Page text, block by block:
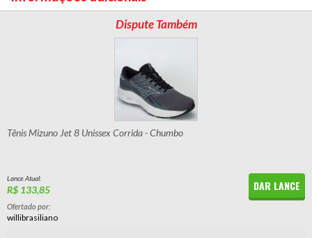
Dispute Também
Tênis Mizuno Jet 8 Unissex Corrida - Chumbo
Lance Atual:
R$ 133,85 DAR LANCE
Ofertado por:
willibrasiliano